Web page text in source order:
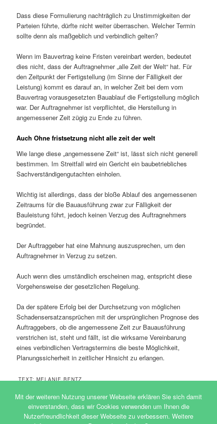
Dass diese Formulierung nachträglich zu Unstimmigkeiten der
Parteien führte, dürfte nicht weiter überraschen. Welcher Termin
sollte denn als maßgeblich und verbindlich gelten?
Wenn im Bauvertrag keine Fristen vereinbart werden, bedeutet
dies nicht, dass der Auftragnehmer „alle Zeit der Welt“ hat. Für
den Zeitpunkt der Fertigstellung (im Sinne der Fälligkeit der
Leistung) kommt es darauf an, in welcher Zeit bei dem vom
Bauvertrag vorausgesetzten Bauablauf die Fertigstellung möglich
war. Der Auftrag­nehmer ist verpflichtet, die Herstellung in
angemessener Zeit zügig zu Ende zu führen.
Auch Ohne fristsetzung nicht alle zeit der welt
Wie lange diese „angemessene Zeit“ ist, lässt sich nicht generell
bestimmen. Im Streitfall wird ein Gericht ein baubetriebliches
Sachverständigengutachten einholen.
Wichtig ist allerdings, dass der bloße Ablauf des angemessenen
Zeitraums für die Bauausführung zwar zur Fälligkeit der
Bauleistung führt, jedoch keinen Verzug des Auftragnehmers
begründet.
Der Auftraggeber hat eine Mahnung auszusprechen, um den
Auftragneh­mer in Verzug zu setzen.
Auch wenn dies umständlich erscheinen mag, entspricht diese
Vorgehensweise der gesetzlichen Regelung.
Da der spätere Erfolg bei der Durchsetzung von möglichen
Schadensersatzansprüchen mit der ursprünglichen Prognose des
Auftraggebers, ob die angemessene Zeit zur Bauausführung
verstrichen ist, steht und fällt, ist die wirksame Vereinbarung
eines verbindlichen Vertragstermins die beste Möglichkeit,
Planungssicherheit in zeitlicher Hinsicht zu erlangen.
TEXT: MELANIE BENTZ
veröffentlicht. Setze ein Lesezeichen für denPermalink.
Mit der weiteren Nutzung unserer Webseite erklären Sie sich damit
einverstanden, dass wir Cookies verwenden um Ihnen die
Nutzerfreundlichkeit dieser Webseite zu verbessern. Weitere